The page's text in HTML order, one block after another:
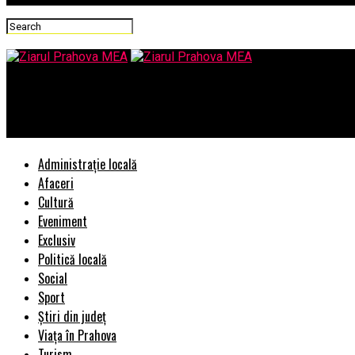
Administrație locală
Afaceri
Cultură
Eveniment
Exclusiv
Politică locală
Social
Sport
Știri din județ
Viața în Prahova